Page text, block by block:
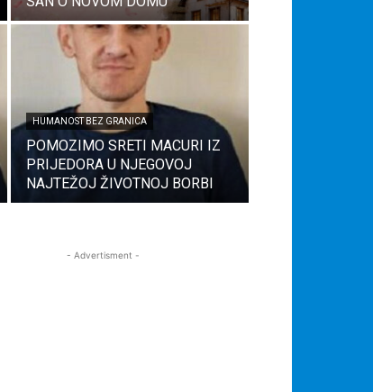
HUMANOST BEZ GRANICA
POMOZIMO SRETI MACURI IZ
PRIJEDORA U NJEGOVOJ
NAJTEŽOJ ŽIVOTNOJ BORBI
- Advertisment -